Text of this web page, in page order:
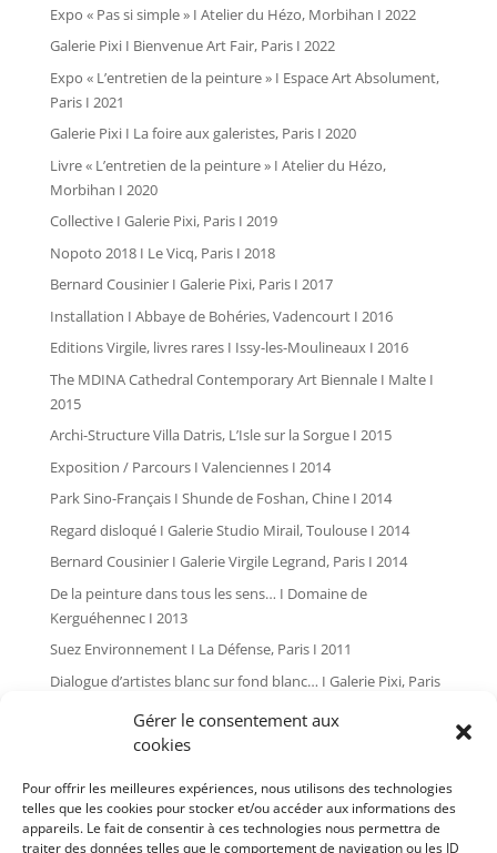
Gérer le consentement aux
cookies
Pour offrir les meilleures expériences, nous utilisons des technologies
telles que les cookies pour stocker et/ou accéder aux informations des
appareils. Le fait de consentir à ces technologies nous permettra de
traiter des données telles que le comportement de navigation ou les ID
Expo « Pas si simple » I Atelier du Hézo, Morbihan I 2022
Galerie Pixi I Bienvenue Art Fair, Paris I 2022
Expo « L’entretien de la peinture » I Espace Art Absolument,
Paris I 2021
Galerie Pixi I La foire aux galeristes, Paris I 2020
Livre « L’entretien de la peinture » I Atelier du Hézo,
Morbihan I 2020
Collective I Galerie Pixi, Paris I 2019
Nopoto 2018 I Le Vicq, Paris I 2018
Bernard Cousinier I Galerie Pixi, Paris I 2017
Installation I Abbaye de Bohéries, Vadencourt I 2016
Editions Virgile, livres rares I Issy-les-Moulineaux I 2016
The MDINA Cathedral Contemporary Art Biennale I Malte I
2015
Archi-Structure Villa Datris, L’Isle sur la Sorgue I 2015
Exposition / Parcours I Valenciennes I 2014
Park Sino-Français I Shunde de Foshan, Chine I 2014
Regard disloqué I Galerie Studio Mirail, Toulouse I 2014
Bernard Cousinier I Galerie Virgile Legrand, Paris I 2014
De la peinture dans tous les sens… I Domaine de
Kerguéhennec I 2013
Suez Environnement I La Défense, Paris I 2011
Dialogue d’artistes blanc sur fond blanc… I Galerie Pixi, Paris
Global painting I Les Tanneries, Amilly I 2009
Plan d’angle I Galerie Pixi, Paris I 2006
Bernard Cousinier I Issoire I 2005